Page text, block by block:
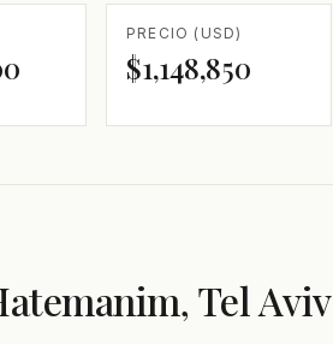
PRECIO (USD)
$1,148,850
Tel Aviv